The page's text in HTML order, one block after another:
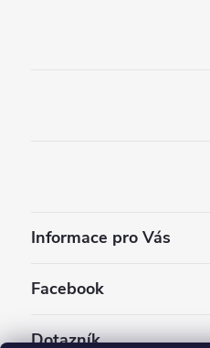
Informace pro Vás
Facebook
Dotazník